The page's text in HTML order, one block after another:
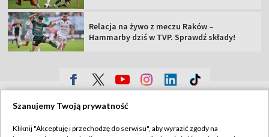
Relacja na żywo z meczu Raków –
Hammarby dziś w TVP. Sprawdź składy!
Szanujemy Twoją prywatność
Kliknij "Akceptuję i przechodzę do serwisu", aby wyrazić zgody na